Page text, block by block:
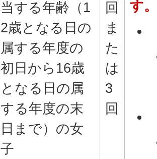
当する年齢（1
2歳となる日の
属する年度の
初日から16歳
となる日の属
する年度の末
日まで）の女
子
回
ま
た
は
3
回
す。